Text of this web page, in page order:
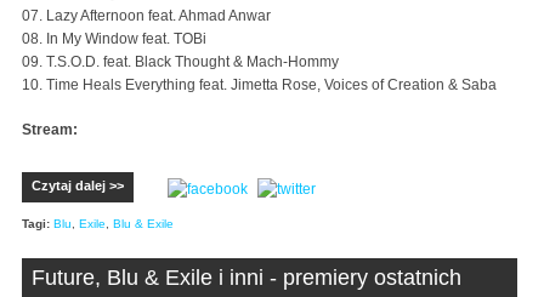
07. Lazy Afternoon feat. Ahmad Anwar
08. In My Window feat. TOBi
09. T.S.O.D. feat. Black Thought & Mach-Hommy
10. Time Heals Everything feat. Jimetta Rose, Voices of Creation & Saba
Stream:
Czytaj dalej >>
Tagi: Blu Exile Blu & Exile
Future, Blu & Exile i inni - premiery ostatnich